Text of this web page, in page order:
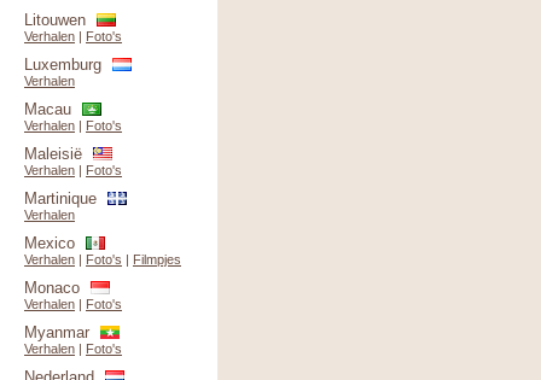
Litouwen
Verhalen | Foto's
Luxemburg
Verhalen
Macau
Verhalen | Foto's
Maleisië
Verhalen | Foto's
Martinique
Verhalen
Mexico
Verhalen | Foto's | Filmpjes
Monaco
Verhalen | Foto's
Myanmar
Verhalen | Foto's